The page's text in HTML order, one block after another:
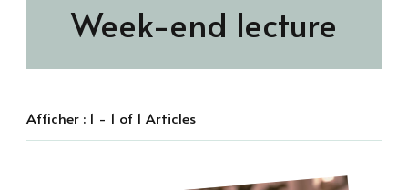
Week-end lecture
Afficher : 1 - 1 of 1 Articles